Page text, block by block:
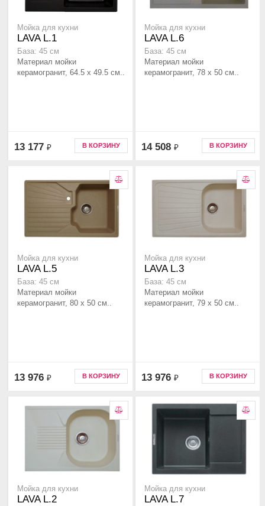
Мойка для кухни
LAVA L.1
База: 45 см
Материал мойки
керамогранит, 64.5 x 49.5 см..
13 177 ₽ В КОРЗИНУ
Мойка для кухни
LAVA L.6
База: 45 см
Материал мойки
керамогранит, 78 x 50 см..
14 508 ₽ В КОРЗИНУ
Мойка для кухни
LAVA L.5
База: 45 см
Материал мойки
керамогранит, 80 x 50 см..
13 976 ₽ В КОРЗИНУ
Мойка для кухни
LAVA L.3
База: 45 см
Материал мойки
керамогранит, 79 x 50 см..
13 976 ₽ В КОРЗИНУ
Мойка для кухни
LAVA L.2
Мойка для кухни
LAVA L.7